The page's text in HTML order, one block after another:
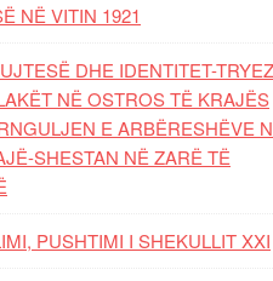
NË VITIN 1921
DHE IDENTITET-
NË OSTROS TË KRAJËS
E ARBËRESHËVE
SHESTAN NË ZARË TË
PUSHTIMI I SHEKULLIT XXI